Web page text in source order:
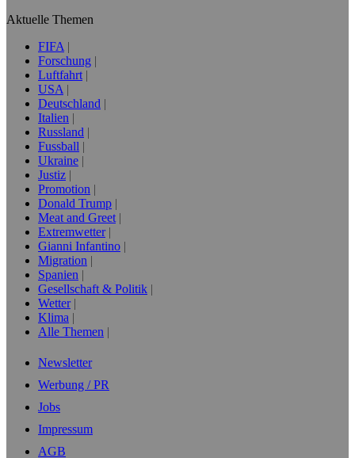
Aktuelle Themen
FIFA
Forschung
Luftfahrt
USA
Deutschland
Italien
Russland
Fussball
Ukraine
Justiz
Promotion
Donald Trump
Meat and Greet
Extremwetter
Gianni Infantino
Migration
Spanien
Gesellschaft & Politik
Wetter
Klima
Alle Themen
Newsletter
Werbung / PR
Jobs
Impressum
AGB